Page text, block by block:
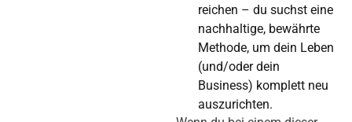
reichen – du suchst eine
nachhaltige, bewährte
Methode, um dein Leben
(und/oder dein
Business) komplett neu
auszurichten.